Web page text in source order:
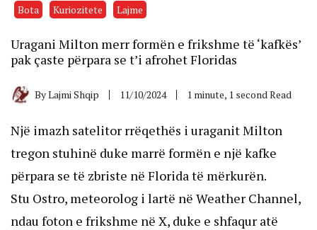
Bota Kuriozitete Lajme
Uragani Milton merr formën e frikshme të ‘kafkës’
pak çaste përpara se t’i afrohet Floridas
ByLajmi Shqip 11/10/2024 1 minute, 1 second Read
Një imazh satelitor rrëqethës i uraganit Milton
tregon stuhinë duke marrë formën e një kafke
përpara se të zbriste në Florida të mërkurën.
Stu Ostro, meteorolog i lartë në Weather Channel,
ndau foton e frikshme në X, duke e shfaqur atë